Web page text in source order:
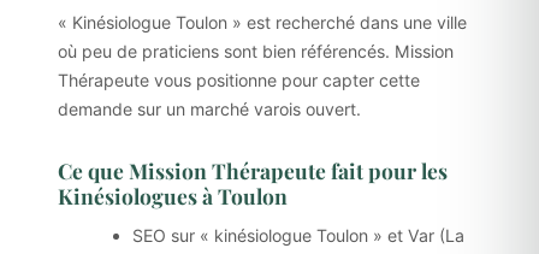
« Kinésiologue Toulon » est recherché dans une ville
où peu de praticiens sont bien référencés. Mission
Thérapeute vous positionne pour capter cette
demande sur un marché varois ouvert.
Ce que Mission Thérapeute fait pour les
Kinésiologues à Toulon
SEO sur « kinésiologue Toulon » et Var (La